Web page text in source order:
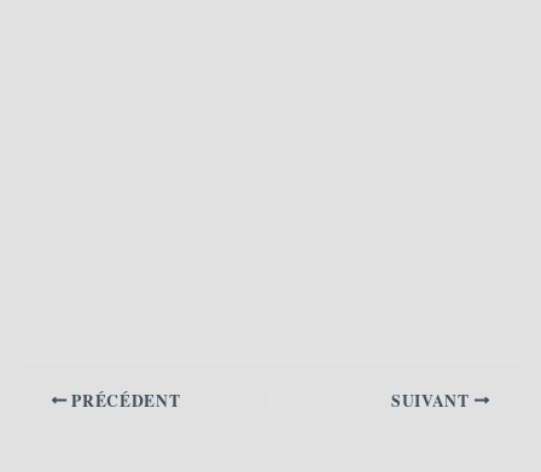
PRÉCÉDENT SUIVANT